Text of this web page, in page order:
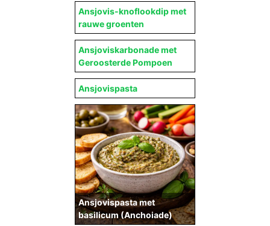
Ansjovis-knoflookdip met
rauwe groenten
Ansjoviskarbonade met
Geroosterde Pompoen
Ansjovispasta
Ansjovispasta met
basilicum (Anchoiade)